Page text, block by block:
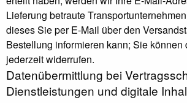
Lieferung betraute
dieses Sie per E-Mail über den
Bestellung informieren kann; Sie
jederzeit widerrufen.
Daten­übermittlung bei
Dienstleistungen und digitale